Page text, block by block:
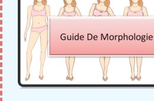
Laisser un
Votre adresse e-mail ne sera
obligatoires sont indiqués avec
Commentaire